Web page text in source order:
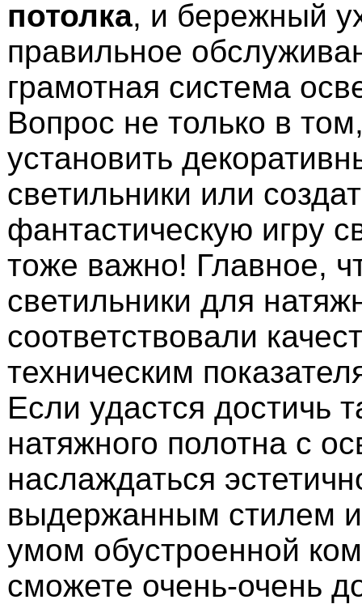
потолка, и бережный
правильное
грамотная система
Вопрос не только в
установить
светильники или
фантастическую игру
тоже важно! Главное,
светильники для
соответствовали
техническим
Если удастся достичь
натяжного полотна с
наслаждаться
выдержанным стилем
умом обустроенной
сможете очень-очень